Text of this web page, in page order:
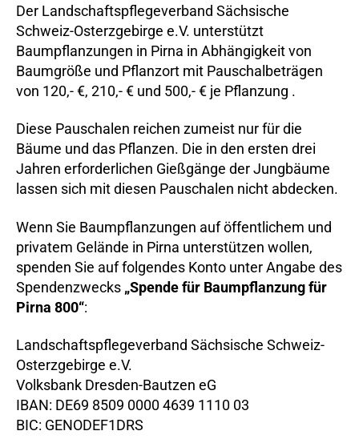
Der Landschaftspflegeverband Sächsische
Schweiz-Osterzgebirge e.V. unterstützt
Baumpflanzungen in Pirna in Abhängigkeit von
Baumgröße und Pflanzort mit Pauschalbeträgen
von 120,- €, 210,- € und 500,- € je Pflanzung .
Diese Pauschalen reichen zumeist nur für die
Bäume und das Pflanzen. Die in den ersten drei
Jahren erforderlichen Gießgänge der Jungbäume
lassen sich mit diesen Pauschalen nicht abdecken.
Wenn Sie Baumpflanzungen auf öffentlichem und
privatem Gelände in Pirna unterstützen wollen,
spenden Sie auf folgendes Konto unter Angabe des
Spendenzwecks „Spende für Baumpflanzung für
Pirna 800“:
Landschaftspflegeverband Sächsische Schweiz-
Osterzgebirge e.V.
Volksbank Dresden-Bautzen eG
IBAN: DE69 8509 0000 4639 1110 03
BIC: GENODEF1DRS